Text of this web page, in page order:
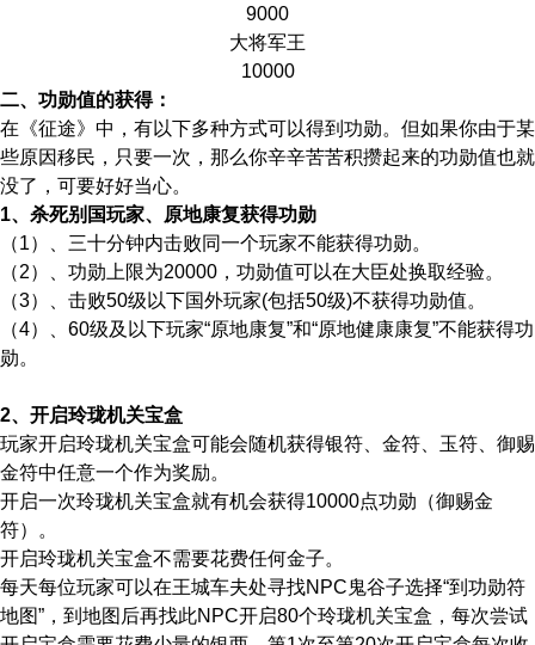
9000
大将军王
10000
二、功勋值的获得：
在《征途》中，有以下多种方式可以得到功勋。但如果你由于某
些原因移民，只要一次，那么你辛辛苦苦积攒起来的功勋值也就
没了，可要好好当心。
1、杀死别国玩家、原地康复获得功勋
（1）、三十分钟内击败同一个玩家不能获得功勋。
（2）、功勋上限为20000，功勋值可以在大臣处换取经验。
（3）、击败50级以下国外玩家(包括50级)不获得功勋值。
（4）、60级及以下玩家“原地康复”和“原地健康康复”不能获得功
勋。
2、开启玲珑机关宝盒
玩家开启玲珑机关宝盒可能会随机获得银符、金符、玉符、御赐
金符中任意一个作为奖励。
开启一次玲珑机关宝盒就有机会获得10000点功勋（御赐金
符）。
开启玲珑机关宝盒不需要花费任何金子。
每天每位玩家可以在王城车夫处寻找NPC鬼谷子选择“到功勋符
地图”，到地图后再找此NPC开启80个玲珑机关宝盒，每次尝试